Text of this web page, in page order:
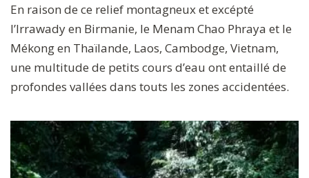
En raison de ce relief montagneux et excépté
l’Irrawady en Birmanie, le Menam Chao Phraya et le
Mékong en Thaïlande, Laos, Cambodge, Vietnam,
une multitude de petits cours d’eau ont entaillé de
profondes vallées dans touts les zones accidentées.